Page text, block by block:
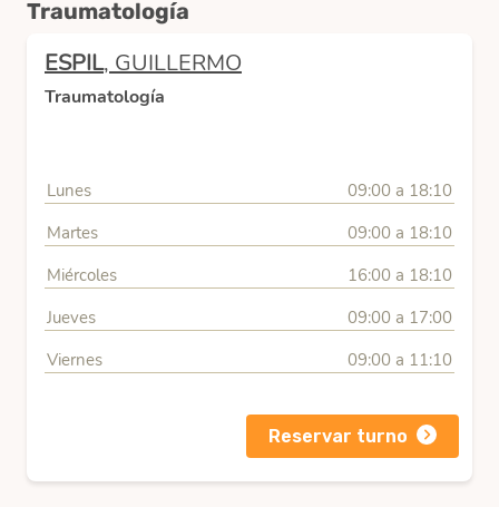
Traumatología
ESPIL, GUILLERMO
Traumatología
Lunes
09:00 a 18:10
Martes
09:00 a 18:10
Miércoles
16:00 a 18:10
Jueves
09:00 a 17:00
Viernes
09:00 a 11:10
Reservar turno